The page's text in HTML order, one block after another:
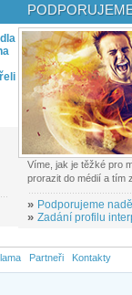
Víme, jak je těžké pro
prorazit do médií a tím
» Podporujeme
» Zadání profilu
Partneři Kontakty